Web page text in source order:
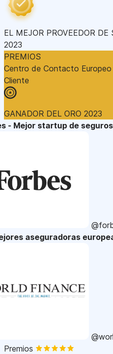
EL MEJOR PROVEEDOR DE
2023
PREMIOS
Centro de Contacto
Cliente
GANADOR DEL ORO 2023
- Mejor startup de
aseguradoras
Premios